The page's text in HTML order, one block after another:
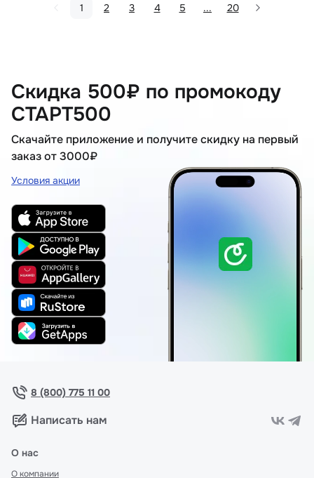
1 2 3 4 5 ... 20
Скидка 500₽ по промокоду
СТАРТ500
Скачайте приложение и получите скидку на первый
заказ от 3000₽
Условия акции
8 (800) 775 11 00
Написать нам
О нас
О компании